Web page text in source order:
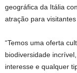
geográfica da Itália
atração para
“Temos uma oferta
biodiversidade
interesse e qualquer